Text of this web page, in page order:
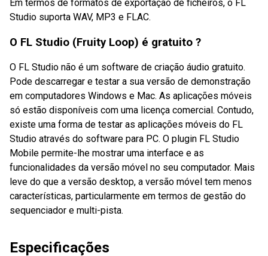
Em termos de formatos de exportação de ficheiros, o FL
Studio suporta WAV, MP3 e FLAC.
O FL Studio (Fruity Loop) é gratuito ?
O FL Studio não é um software de criação áudio gratuito.
Pode descarregar e testar a sua versão de demonstração
em computadores Windows e Mac. As aplicações móveis
só estão disponíveis com uma licença comercial. Contudo,
existe uma forma de testar as aplicações móveis do FL
Studio através do software para PC. O plugin FL Studio
Mobile permite-lhe mostrar uma interface e as
funcionalidades da versão móvel no seu computador. Mais
leve do que a versão desktop, a versão móvel tem menos
características, particularmente em termos de gestão do
sequenciador e multi-pista.
Especificações